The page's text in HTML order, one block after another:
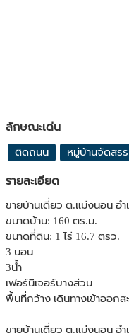
ลักษณะเด่น
ติดถนน หมู่บ้านจัดสรร
รายละเอียด
ขายบ้านเดี่ยว ต.แม่งนอน อำ
ขนาดบ้าน: 160 ตร.ม.
ขนาดที่ดิน: 1 ไร่ 16.7 ตรว.
3 นอน
3น้ำ
เฟอร์นิเจอร์บางส่วน
พื้นที่กว้าง เดินทางเข้าออกส
ขายบ้านเดี่ยว ต.แม่งนอน อำ